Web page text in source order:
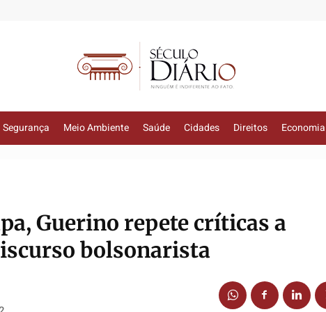
Segurança Meio Ambiente Saúde Cidades Direitos Economia
Guerino repete críticas a
bolsonarista